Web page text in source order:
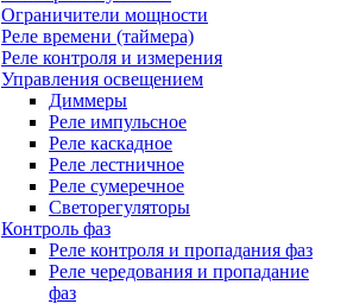
Ограничители мощности
Реле времени (таймера)
Реле контроля и измерения
Управления освещением
Диммеры
Реле импульсное
Реле каскадное
Реле лестничное
Реле сумеречное
Светорегуляторы
Контроль фаз
Реле контроля и пропадания фаз
Реле чередования и пропадание
фаз